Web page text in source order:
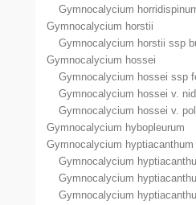
Gymnocalycium
Gymnocalycium horstii
Gymnocalycium horstii ssp
Gymnocalycium hossei
Gymnocalycium hossei ssp
Gymnocalycium hossei v.
Gymnocalycium hossei v.
Gymnocalycium hybopleurum
Gymnocalycium hyptiacanthum
Gymnocalycium
Gymnocalycium
Gymnocalycium